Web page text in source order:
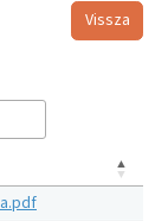
Vissza